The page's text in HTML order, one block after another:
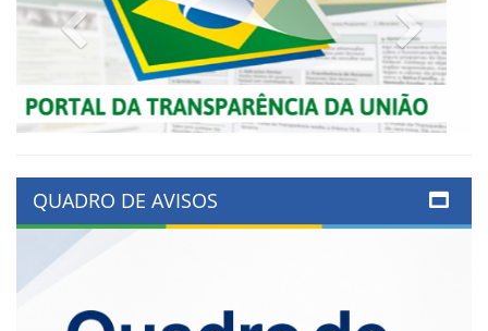
Previous
QUADRO DE AVISOS